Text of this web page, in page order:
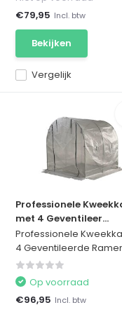
Vergelijk
€79,95 Incl. btw
Bekijken
Professionele
met 4 Geventileer...
Professionele
4 Geventileerde
Op voorraad
€96,95 Incl. btw